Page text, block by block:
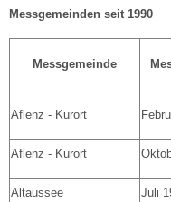
Messgemeinden seit 1990
Messgemeinde
Aflenz - Kurort
Aflenz - Kurort
Altaussee Juli